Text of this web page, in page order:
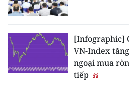
[Infographic]
VN-Index
ngoại mua
tiếp